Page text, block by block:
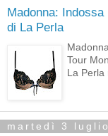
Madonna:
di La Perla
Tour
La Perla
martedì 3